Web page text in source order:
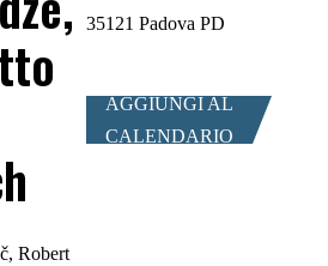
Robert
35121 Padova PD
AGGIUNGI AL
CALENDARIO